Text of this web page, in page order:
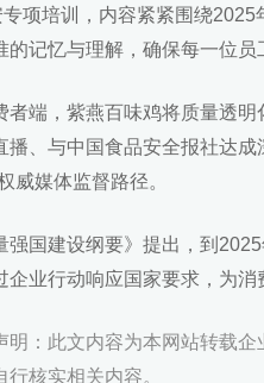
专项培训，内容紧紧围绕
的记忆与理解，确保每一位员
者端，紫燕百味鸡将质量透
播、与中国食品安全报社达
威媒体监督路径。
强国建设纲要》提出，到
企业行动响应国家要求，为
明：此文内容为本网站转载
行核实相关内容。